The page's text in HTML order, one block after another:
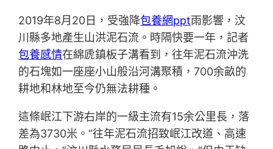
2019年8月20日，受強降包養網ppt雨影響，汶
川縣多地產生山洪泥石流。時隔快要一年，記者
包養感情在綿虒鎮板子溝看到，往年泥石流沖洗
的石塊如一座座小山般沿河溝聚積，700余畝的
耕地和林地至今仍無法耕種。
這條岷江下游右岸的一級主流有15余公里長，落
差為3730米。“往年泥石流招致岷江改道、高速